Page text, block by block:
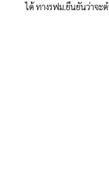
ได้ ทางรฟม.ยืนยันว่าจะ